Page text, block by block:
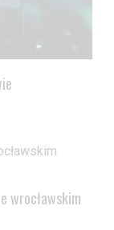
wrocławskim